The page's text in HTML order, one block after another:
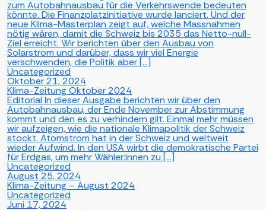
zum Autobahnausbau für die Verkehrswende bedeuten
könnte. Die Finanzplatzinitiative wurde lanciert. Und der
neue Klima-Masterplan zeigt auf, welche Massnahmen
nötig wären, damit die Schweiz bis 2035 das Netto-null-
Ziel erreicht. Wir berichten über den Ausbau von
Solarstrom und darüber, dass wir viel Energie
verschwenden, die Politik aber […]
Uncategorized
Oktober 21, 2024
Klima-Zeitung Oktober 2024
Editorial In dieser Ausgabe berichten wir über den
Autobahnausbau, der Ende November zur Abstimmung
kommt und den es zu verhindern gilt. Einmal mehr müssen
wir aufzeigen, wie die nationale Klimapolitik der Schweiz
stockt. Atomstrom hat in der Schweiz und weltweit
wieder Aufwind. In den USA wirbt die demokratische Partei
für Erdgas, um mehr Wähler:innen zu […]
Uncategorized
August 25, 2024
Klima-Zeitung – August 2024
Uncategorized
Juni 17, 2024